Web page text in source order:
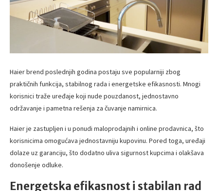
Haier brend poslednjih godina postaju sve popularniji zbog
praktičnih funkcija, stabilnog rada i energetske efikasnosti. Mnogi
korisnici traže uređaje koji nude pouzdanost, jednostavno
održavanje i pametna rešenja za čuvanje namirnica.
Haier je zastupljen i u ponudi maloprodajnih i online prodavnica, što
korisnicima omogućava jednostavniju kupovinu. Pored toga, uređaji
dolaze uz garanciju, što dodatno uliva sigurnost kupcima i olakšava
donošenje odluke.
Energetska efikasnost i stabilan rad